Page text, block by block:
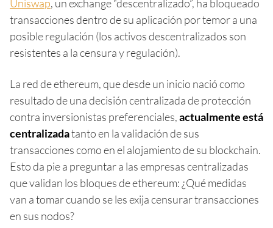
Uniswap, un exchange “descentralizado”, ha bloqueado
transacciones dentro de su aplicación por temor a una
posible regulación (los activos descentralizados son
resistentes a la censura y regulación).
La red de ethereum, que desde un inicio nació como
resultado de una decisión centralizada de protección
contra inversionistas preferenciales,actualmente está
centralizadatanto en la validación de sus
transacciones como en el alojamiento de su blockchain.
Esto da pie a preguntar a las empresas centralizadas
que validan los bloques de ethereum: ¿Qué medidas
van a tomar cuando se les exija censurar transacciones
en sus nodos?